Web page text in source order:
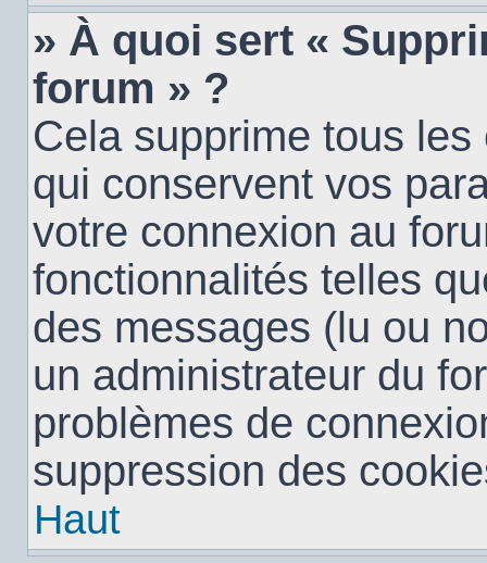
» À quoi sert «
forum » ?
Cela supprime tous
qui conservent vos
votre connexion au
fonctionnalités telles
des messages (lu ou
un administrateur du
problèmes de
suppression des
Haut